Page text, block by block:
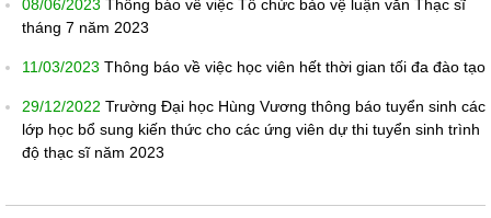
08/06/2023 Thông báo về việc Tổ chức bảo vệ luận văn Thạc sĩ
tháng 7 năm 2023
11/03/2023 Thông báo về việc học viên hết thời gian tối đa đào tạo
29/12/2022 Trường Đại học Hùng Vương thông báo tuyển sinh các
lớp học bổ sung kiến thức cho các ứng viên dự thi tuyển sinh trình
độ thạc sĩ năm 2023